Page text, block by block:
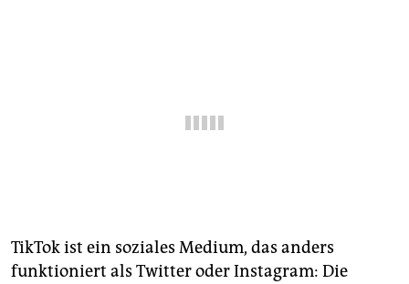
TikTok ist ein soziales Medium, das anders
funktioniert als Twitter oder Instagram: Die